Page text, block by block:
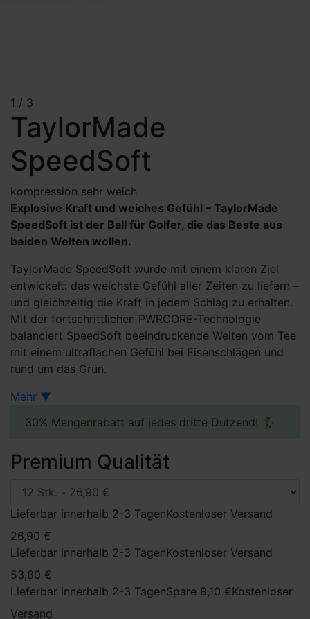
1 / 3
TaylorMade
SpeedSoft
kompression sehr weich
Explosive Kraft und weiches Gefühl – TaylorMade
SpeedSoft ist der Ball für Golfer, die das Beste aus
beiden Welten wollen.
TaylorMade SpeedSoft wurde mit einem klaren Ziel
entwickelt: das weichste Gefühl aller Zeiten zu liefern –
und gleichzeitig die Kraft in jedem Schlag zu erhalten.
Mit der fortschrittlichen PWRCORE-Technologie
balanciert SpeedSoft beeindruckende Weiten vom Tee
mit einem ultraflachen Gefühl bei Eisenschlägen und
rund um das Grün.
Für alle, die Golf nicht schwieriger machen möchten,
Der brandneue SpeedSoft ist der weichste Ball, den
sowohl Leistung als auch Komfort bei jedem Schlag
Mehr ▼
30% Mengenrabatt auf jedes dritte Dutzend! 🏌
Premium Qualität
Lieferbar innerhalb 2-3 TagenKostenloser Versand
26,90 €
Lieferbar innerhalb 2-3 TagenKostenloser Versand
53,80 €
Lieferbar innerhalb 2-3 TagenSpare 8,10 €Kostenloser
Versand